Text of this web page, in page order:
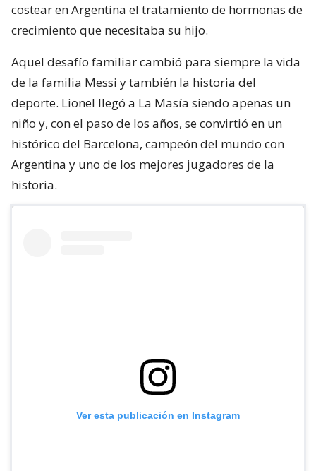
costear en Argentina el tratamiento de hormonas de
crecimiento que necesitaba su hijo.
Aquel desafío familiar cambió para siempre la vida
de la familia Messi y también la historia del
deporte. Lionel llegó a La Masía siendo apenas un
niño y, con el paso de los años, se convirtió en un
histórico del Barcelona, campeón del mundo con
Argentina y uno de los mejores jugadores de la
historia.
Ver esta publicación en Instagram